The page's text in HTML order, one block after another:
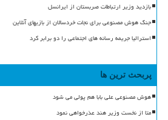
بازدید وزیر ارتباطات صربستان از ایرانسل
جنگ هوش مصنوعی برای نجات خردسالان از بازیهای آنلاین
استرالیا جریمه رسانه های اجتماعی را دو برابر کرد
پربحث ترین ها
هوش مصنوعی علی بابا هم پولی می شود
متا از نخست وزیر هند عذرخواهی نمود